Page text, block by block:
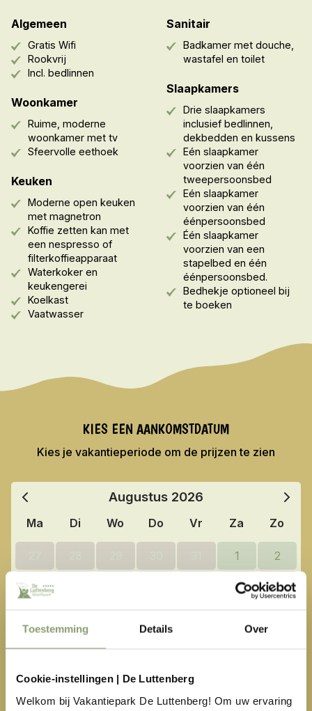
Toestemming Details Over
Cookie-instellingen | De Luttenberg
Welkom bij Vakantiepark De Luttenberg! Om uw ervaring
Algemeen
Gratis Wifi
Rookvrij
Incl. bedlinnen
Woonkamer
Ruime, moderne
woonkamer met tv
Sfeervolle eethoek
Keuken
Moderne open keuken
met magnetron
Koffie zetten kan met
een nespresso of
filterkoffieapparaat
Waterkoker en
keukengerei
Koelkast
Vaatwasser
Sanitair
Badkamer met douche,
wastafel en toilet
Slaapkamers
Drie slaapkamers
inclusief bedlinnen,
dekbedden en kussens
Eén slaapkamer
voorzien van één
tweepersoonsbed
Eén slaapkamer
voorzien van één
éénpersoonsbed
Één slaapkamer
voorzien van een
stapelbed en één
éénpersoonsbed.
Bedhekje optioneel bij
te boeken
KIES EEN AANKOMSTDATUM
Kies je vakantieperiode om de prijzen te zien
Augustus 2026
Ma Di Wo Do Vr Za Zo
1 2
3 8 9
24 25 26 27
31 1 2 3 4 5 6